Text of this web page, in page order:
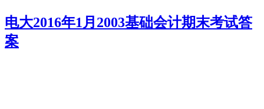
电大2016年1月2003基础会计期末考试答
案